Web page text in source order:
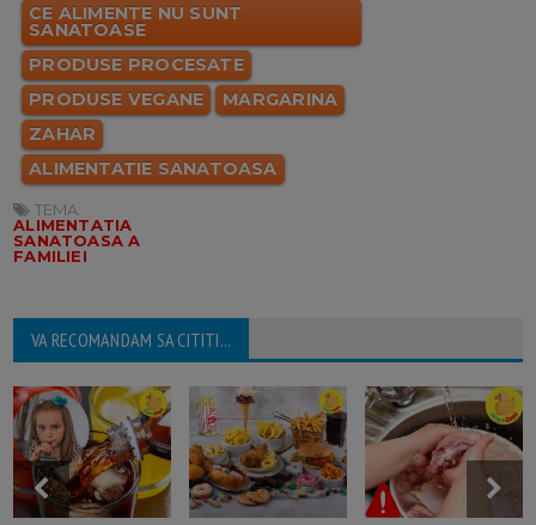
CE ALIMENTE NU SUNT
SANATOASE
PRODUSE PROCESATE
PRODUSE VEGANE
MARGARINA
ZAHAR
ALIMENTATIE SANATOASA
TEMA:
ALIMENTATIA
SANATOASA A
FAMILIEI
VA RECOMANDAM SA CITITI...